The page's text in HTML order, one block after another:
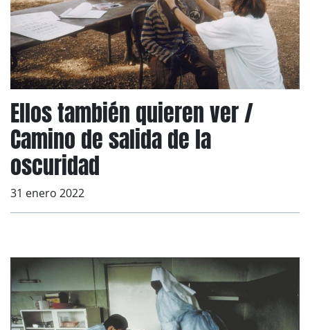
Ellos también quieren ver /
Camino de salida de la
oscuridad
31 enero 2022